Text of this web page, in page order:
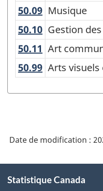
1.0
-
Structure
de
la
50.09 Musique
Musique
50.10 Gestion
Gestion
50.11 Art
Art
50.99 Arts
Arts
Date de modification :
propos
Statistique Canada